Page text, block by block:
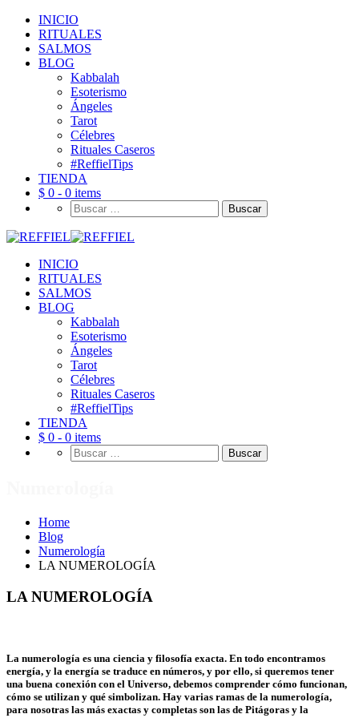
INICIO
RITUALES
SALMOS
BLOG
Kabbalah
Esoterismo
Ángeles
Tarot
Célebres
Rituales Caseros
#ReffielTips
TIENDA
$ 0 - 0 items
Buscar:
INICIO
RITUALES
SALMOS
BLOG
Kabbalah
Esoterismo
Ángeles
Tarot
Célebres
Rituales Caseros
#ReffielTips
TIENDA
$ 0 - 0 items
Buscar:
Home
Blog
Numerología
LA NUMEROLOGÍA
LA NUMEROLOGÍA
La numerología es una ciencia y filosofía exacta. En todo encontramos
energía, y la energía se traduce en números, y por ello, si queremos tener
una buena conexión con el Universo, debemos comprender cómo funcionan,
cómo se utilizan y qué simbolizan. Hay varias ramas de la numerología,
para nosotras las más exactas y completas son las de Pitágoras y la